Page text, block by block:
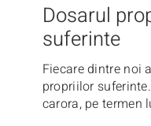
Dosarul
suferinte
Fiecare dintre noi
propriilor
carora, pe termen